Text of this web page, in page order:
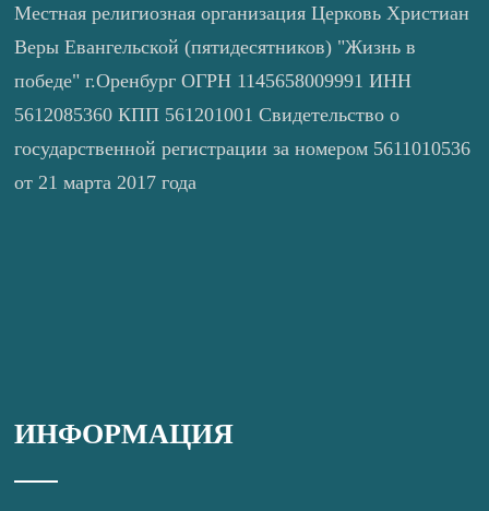
Местная религиозная организация Церковь Христиан
Веры Евангельской (пятидесятников) "Жизнь в
победе" г.Оренбург ОГРН 1145658009991 ИНН
5612085360 КПП 561201001 Свидетельство о
государственной регистрации за номером 5611010536
от 21 марта 2017 года
ИНФОРМАЦИЯ